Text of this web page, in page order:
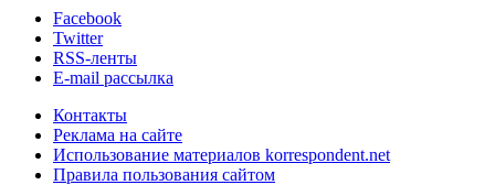
Facebook
Twitter
RSS-ленты
E-mail рассылка
Контакты
Реклама на сайте
Использование материалов korrespondent.net
Правила пользования сайтом